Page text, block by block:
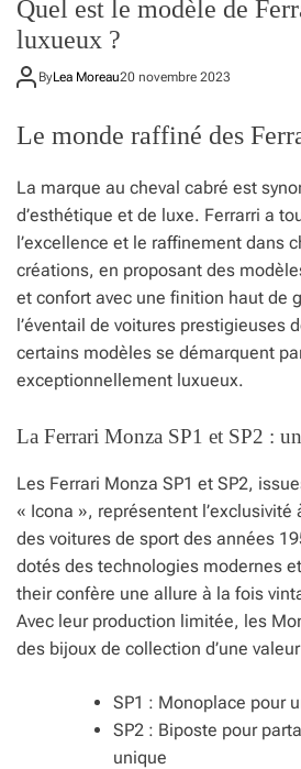
Quel est le modèle de
luxueux ?
ByLea Moreau20 novembre 2023
Le monde raffiné des
La marque au cheval cabré est
d’esthétique et de luxe. Ferrarri a
l’excellence et le raffinement dans
créations, en proposant des
et confort avec une finition haut de
l’éventail de voitures prestigieuses
certains modèles se démarquent
exceptionnellement luxueux.
La Ferrari Monza SP1 et SP2 :
Les Ferrari Monza SP1 et SP2,
« Icona », représentent l’exclusivité
des voitures de sport des années
dotés des technologies modernes
their confère une allure à la fois
Avec leur production limitée, les
des bijoux de collection d’une
SP1 : Monoplace pour
SP2 : Biposte pour
unique